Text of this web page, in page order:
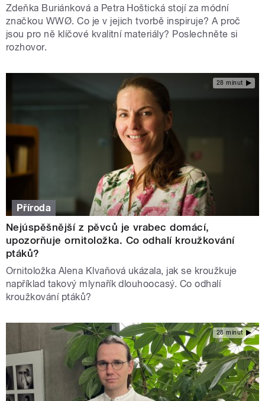
Zdeňka Buriánková a Petra Hoštická stojí za módní
značkou WWØ. Co je v jejich tvorbě inspiruje? A proč
jsou pro ně klíčové kvalitní materiály? Poslechněte si
rozhovor.
28 minut
Příroda
Nejúspěšnější z pěvců je vrabec domácí,
upozorňuje ornitoložka. Co odhalí kroužkování
ptáků?
Ornitoložka Alena Klvaňová ukázala, jak se kroužkuje
například takový mlynařík dlouhoocasý. Co odhalí
kroužkování ptáků?
28 minut